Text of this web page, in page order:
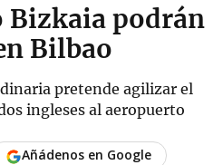
Bizkaia podrán
Bilbao
pretende agilizar el
ingleses al aeropuerto
Añádenos en Google